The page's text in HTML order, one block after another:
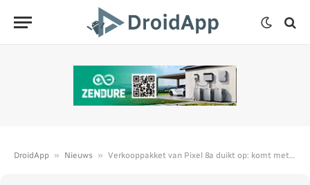
DroidApp » Nieuws » Verkooppakket van Pixel 8a duikt op: komt met sneller laden